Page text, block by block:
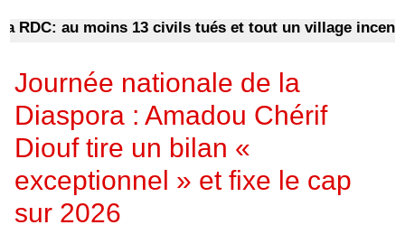
au moins 13 civils tués et tout un village incendié
Journée nationale de la
Diaspora : Amadou Chérif
Diouf tire un bilan «
exceptionnel » et fixe le cap
sur 2026